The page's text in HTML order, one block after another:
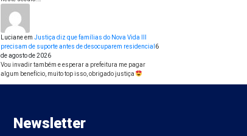
Lucianeem Justiça diz que famílias do Nova Vida III
precisam de suporte antes de desocuparem residencial 6
de agosto de 2026
Vou invadir também e esperar a prefeitura me pagar
algum benefício, muito top isso, obrigado justiça
Newsletter